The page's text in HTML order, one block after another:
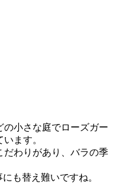
小さな庭でローズガー
ます。
だわりがあり、バラの季
も替え難いですね。